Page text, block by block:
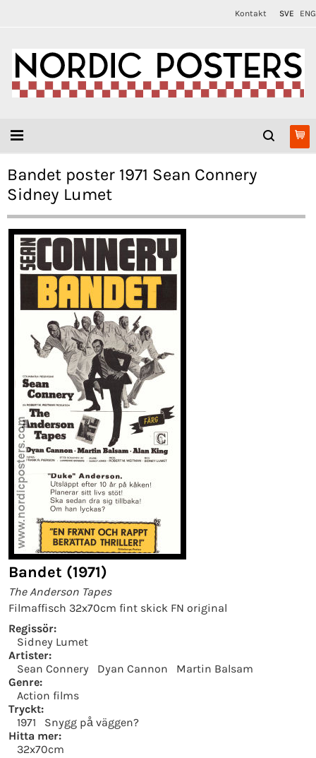
Kontakt SVE ENG
Bandet poster 1971 Sean Connery
Sidney Lumet
Bandet (1971)
The Anderson Tapes
Filmaffisch 32x70cm fint skick FN original
Regissör:
Sidney Lumet
Artister:
Sean Connery
Dyan Cannon
Martin Balsam
Genre:
Action films
Tryckt:
1971
Snygg på väggen?
Hitta mer:
32x70cm